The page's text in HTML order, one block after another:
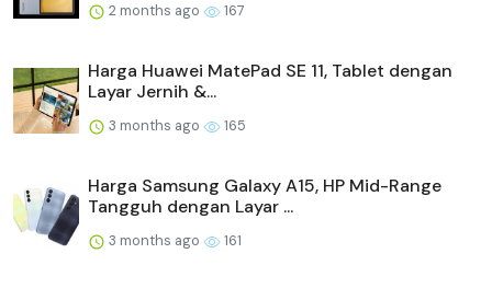
2 months ago 167
Harga Huawei MatePad SE 11, Tablet dengan
Layar Jernih &...
3 months ago 165
Harga Samsung Galaxy A15, HP Mid-Range
Tangguh dengan Layar ...
3 months ago 161